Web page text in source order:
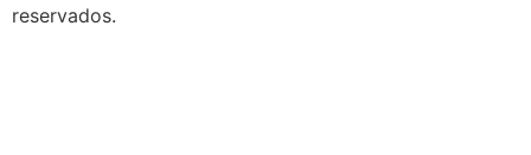
reservados.